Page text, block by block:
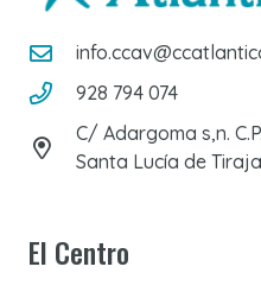
928 794 074
C/ Adargoma s,n.
Santa Lucía de
El Centro